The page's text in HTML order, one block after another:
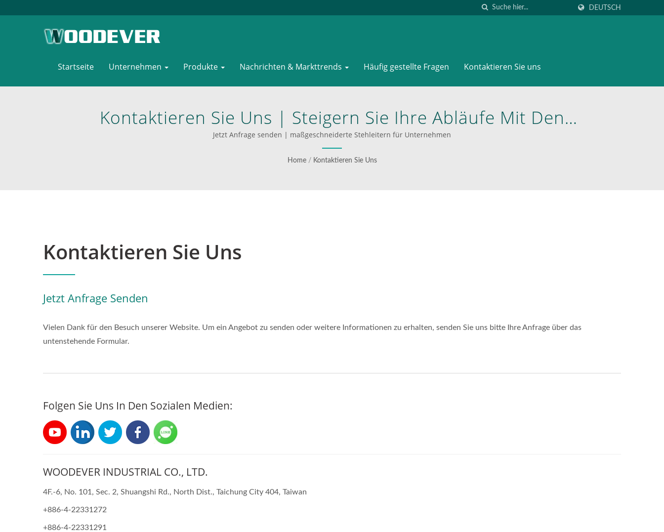
DEUTSCH
Startseite Unternehmen Produkte Nachrichten & Markttrends Häufig gestellte Fragen Kontaktieren Sie uns
Kontaktieren Sie Uns | Steigern Sie Ihre Abläufe Mit Den
Professionellen Handwagen Und Plattformwagen Von
WOODEVER
Jetzt Anfrage senden | maßgeschneiderte Stehleitern für Unternehmen
Home / Kontaktieren Sie Uns
Kontaktieren Sie Uns
Jetzt Anfrage Senden
Vielen Dank für den Besuch unserer Website. Um ein Angebot zu senden oder weitere Informationen zu erhalten, senden Sie uns bitte Ihre Anfrage über das
untenstehende Formular.
Folgen Sie Uns In Den Sozialen Medien:
WOODEVER INDUSTRIAL CO., LTD.
4F.-6, No. 101, Sec. 2, Shuangshi Rd., North Dist., Taichung City 404, Taiwan
+886-4-22331272
+886-4-22331291